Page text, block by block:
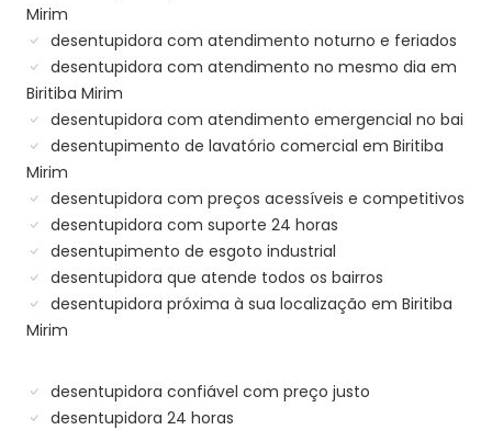
Mirim
desentupidora com atendimento noturno e feriados
desentupidora com atendimento no mesmo dia em
Biritiba Mirim
desentupidora com atendimento emergencial no bai
desentupimento de lavatório comercial em Biritiba
Mirim
desentupidora com preços acessíveis e competitivos
desentupidora com suporte 24 horas
desentupimento de esgoto industrial
desentupidora que atende todos os bairros
desentupidora próxima à sua localização em Biritiba
Mirim
desentupidora confiável com preço justo
desentupidora 24 horas